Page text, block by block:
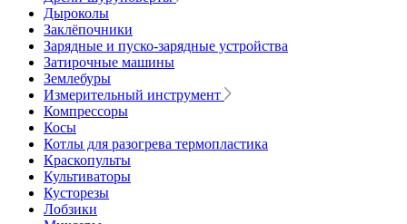
Дыроколы
Заклёпочники
Зарядные и пуско-зарядные устройства
Затирочные машины
Землебуры
Измерительный инструмент
Компрессоры
Косы
Котлы для разогрева термопластика
Краскопульты
Культиваторы
Кусторезы
Лобзики